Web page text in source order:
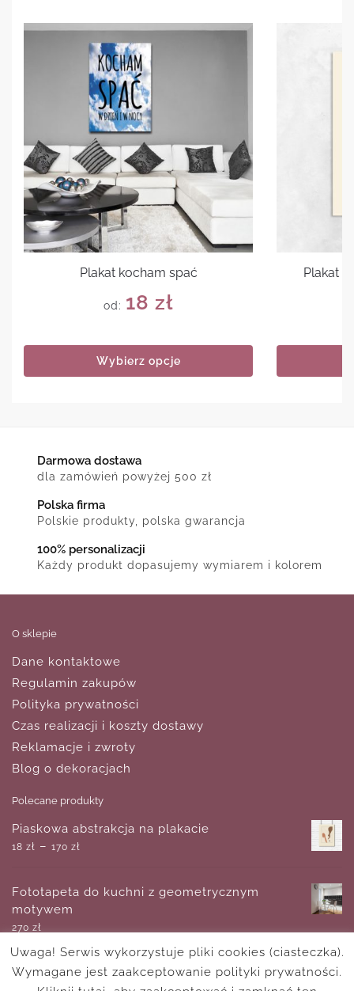
Plakat kocham spać
od: 18 zł
Wybierz opcje
Plakat
Darmowa dostawa
dla zamówień powyżej 500 zł
Polska firma
Polskie produkty, polska gwarancja
100% personalizacji
Każdy produkt dopasujemy wymiarem i kolorem
O sklepie
Dane kontaktowe
Regulamin zakupów
Polityka prywatności
Czas realizacji i koszty dostawy
Reklamacje i zwroty
Blog o dekoracjach
Polecane produkty
Piaskowa abstrakcja na plakacie
18 zł – 170 zł
Fototapeta do kuchni z geometrycznym
motywem
270 zł
Plakat vintage z akordeonem
Uwaga! Serwis wykorzystuje pliki cookies (ciasteczka).
Wymagane jest zaakceptowanie polityki prywatności.